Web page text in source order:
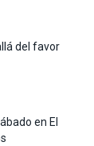
del favor
en El